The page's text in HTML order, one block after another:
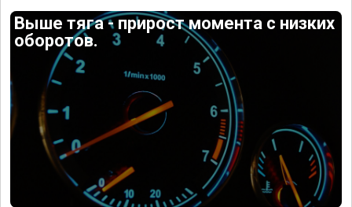
Выше тяга - прирост момента с низких
оборотов.